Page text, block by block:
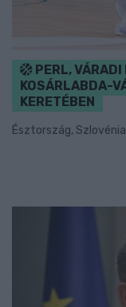
PERL, VÁRADI
KOSÁRLABDA-
KERETÉBEN
Észtország,